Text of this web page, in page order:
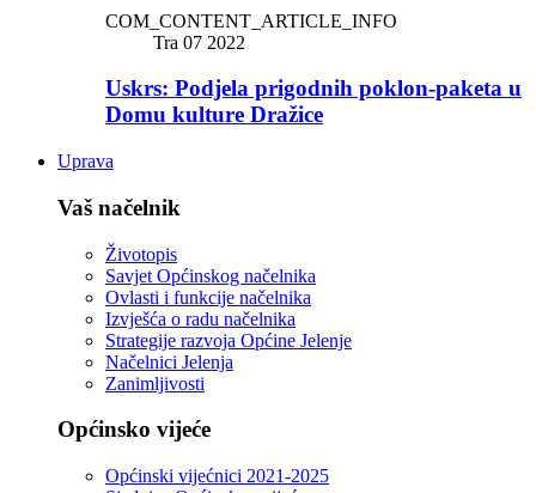
COM_CONTENT_ARTICLE_INFO
Tra 07 2022
Uskrs: Podjela prigodnih poklon-paketa u
Domu kulture Dražice
Uprava
Vaš načelnik
Životopis
Savjet Općinskog načelnika
Ovlasti i funkcije načelnika
Izvješća o radu načelnika
Strategije razvoja Općine Jelenje
Načelnici Jelenja
Zanimljivosti
Općinsko vijeće
Općinski vijećnici 2021-2025